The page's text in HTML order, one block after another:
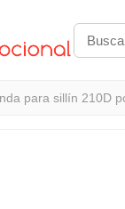
para sillín 210D